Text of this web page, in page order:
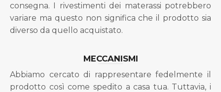
consegna. I rivestimenti dei materassi potrebbero
variare ma questo non significa che il prodotto sia
diverso da quello acquistato.
MECCANISMI
Abbiamo cercato di rappresentare fedelmente il
prodotto così come spedito a casa tua. Tuttavia, i